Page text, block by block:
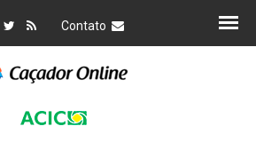
Contato